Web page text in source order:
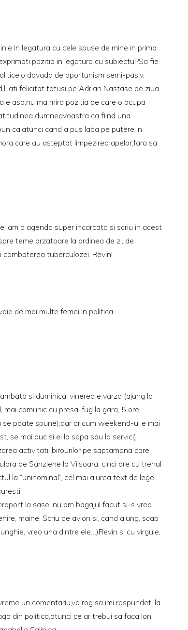
in legatura cu cele spuse de mine in prima
pozitia in legatura cu subiectul?Sa fie
dovada de oportunism semi-pasiv,
ati felicitat totusi pe Adrian Nastase de ziua
e asa,nu ma mira pozitia pe care o ocupa
dumneavoastra ca fiind una
ca,atunci cand a pus laba pe putere in
care au asteptat limpezirea apelor,fara sa
am o agenda super incarcata si scriu in acest
teme arzatoare la ordinea de zi, de
tuberculozei. Revin!
de mai multe femei in politica
si duminica; vinerea e varza (ajung la
comunic cu presa, fug la gara, 5 ore
poate spune);dar oricum weekend-ul e mai
se mai duc si ei la sapa sau la servici).
activitatii birourilor pe saptamana care
de Sanziene la Viisoara, cinci ore cu trenul
la “uninominal”, cel mai aiurea text de lege
la sase, nu am bagajul facut si-s vreo
maine. Scriu pe avion si, cand ajung, scap
vreo una dintre ele…)Revin si cu virgule,
un comentariu,va rog sa imi raspundeti la
din politica,atunci ce ar trebui sa faca Ion